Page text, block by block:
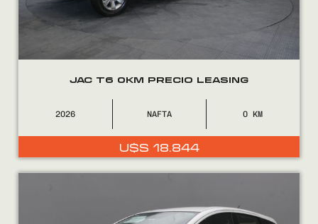
JAC T6 0KM PRECIO LEASING
2026 NAFTA 0
U$S 18.844